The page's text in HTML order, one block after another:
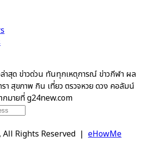
าสุด ข่าวด่วน ทันทุกเหตุการณ์ ข่าวกีฬา ผล
า สุขภาพ กิน เที่ยว ตรวจหวย ดวง คอลัมน์
กมายที่ g24new.com
Rights Reserved | eHowMe